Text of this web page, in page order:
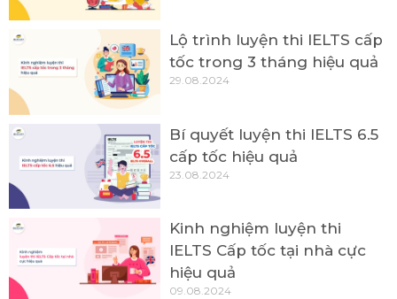
Lộ trình luyện thi IELTS cấp
tốc trong 3 tháng hiệu quả
29.08.2024
Bí quyết luyện thi IELTS 6.5
cấp tốc hiệu quả
23.08.2024
Kinh nghiệm luyện thi
IELTS Cấp tốc tại nhà cực
hiệu quả
09.08.2024